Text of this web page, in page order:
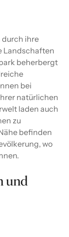
durch ihre
Landschaften
beherbergt
bei
natürlichen
laden auch
zu
befinden
wo
und